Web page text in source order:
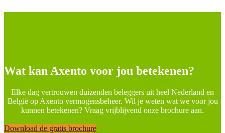
Wat kan Axento voor jou betekenen?
Elke dag vertrouwen duizenden beleggers uit heel Nederland en
België op Axento vermogensbeheer. Wil je weten wat we voor jou
kunnen betekenen? Vraag vrijblijvend onze brochure aan.
Download de gratis brochure